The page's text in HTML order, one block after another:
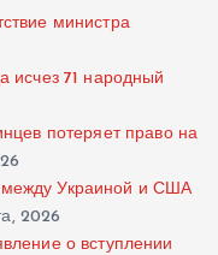
министра
исчез 71 народный
потеряет право на
Украиной и США
2026
о вступлении